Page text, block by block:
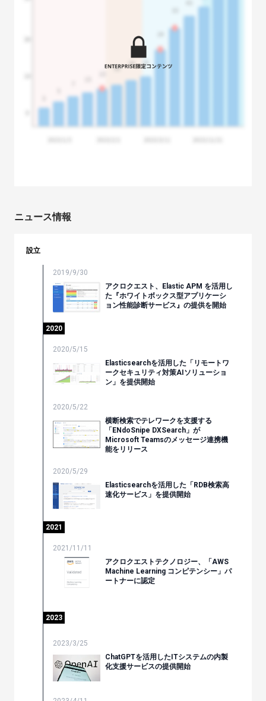
ニュース情報
設立
2019/9/30
アクロクエスト、Elastic APM を活用し
た『ホワイトボックス型アプリケーシ
ョン性能診断サービス』の提供を開始
2020
2020/5/15
Elasticsearchを活用した「リモートワ
ークセキュリティ対策AIソリューショ
ン」を提供開始
2020/5/22
横断検索でテレワークを支援する
「ENdoSnipe DXSearch」が
Microsoft Teamsのメッセージ連携機
能をリリース
2020/5/29
Elasticsearchを活用した「RDB検索高
速化サービス」を提供開始
2021
2021/11/11
アクロクエストテクノロジー、「AWS
Machine Learning コンピテンシー」パ
ートナーに認定
2023
2023/3/25
ChatGPTを活用したITシステムの内製
化支援サービスの提供開始